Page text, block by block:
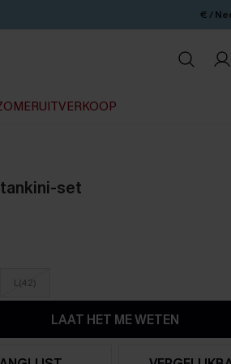
€ /
set
L(42)
LAAT HET ME WETEN